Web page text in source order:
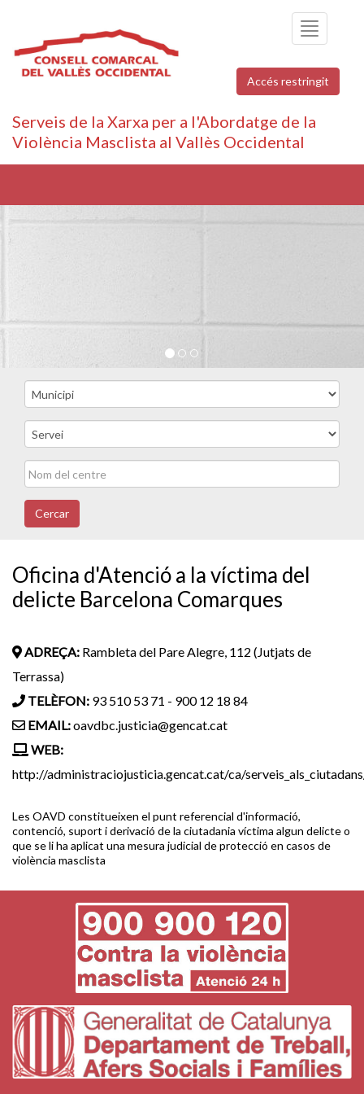
Toggle
navigation
Accés restringit
Serveis de la Xarxa per a l'Abordatge de la
Violència Masclista al Vallès Occidental
Cercar
Oficina d'Atenció a la víctima del
delicte Barcelona Comarques
ADREÇA: Rambleta del Pare Alegre, 112 (Jutjats de
Terrassa)
TELÈFON: 93 510 53 71 - 900 12 18 84
EMAIL:oavdbc.justicia@gencat.cat
WEB:
http://administraciojusticia.gencat.cat/ca/
Les OAVD constitueixen el punt referencial d'informació,
contenció, suport i derivació de la ciutadania víctima algun delicte o
que se li ha aplicat una mesura judicial de protecció en casos de
violència masclista